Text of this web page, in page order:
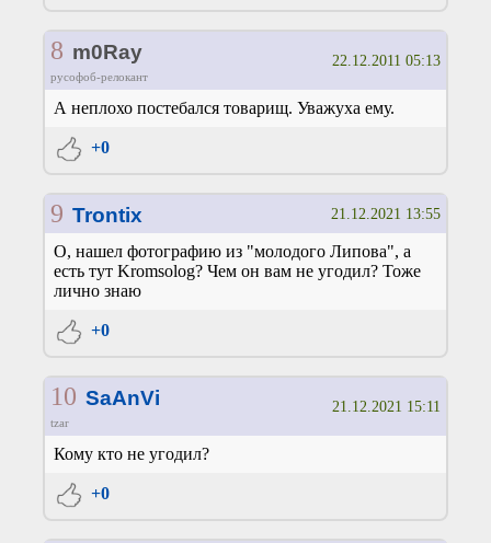
8 m0Ray
русофоб-релокант
22.12.2011 05:13
А неплохо постебался товарищ. Уважуха ему.
+0
9 Trontix 21.12.2021 13:55
О, нашел фотографию из "молодого Липова", а
есть тут Kromsolog? Чем он вам не угодил? Тоже
лично знаю
+0
10 SaAnVi
tzar
21.12.2021 15:11
Кому кто не угодил?
+0